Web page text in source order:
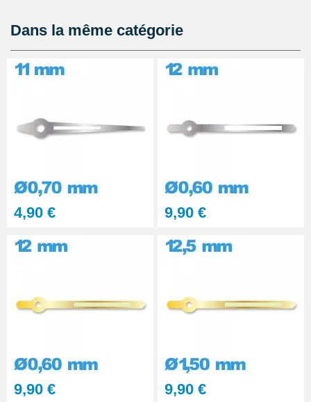
23,90 €
Outil Horotec Aiguilles pour
Montre - diam. 0.50 et 1.00
Outil pour Pose d'Aiguille de
Outil pour remettre Aiguille
Montre - 0,80 / 1,50 mm
7,90 €
Dans la même catégorie
4,90 € 9,90 €
9,90 € 9,90 €